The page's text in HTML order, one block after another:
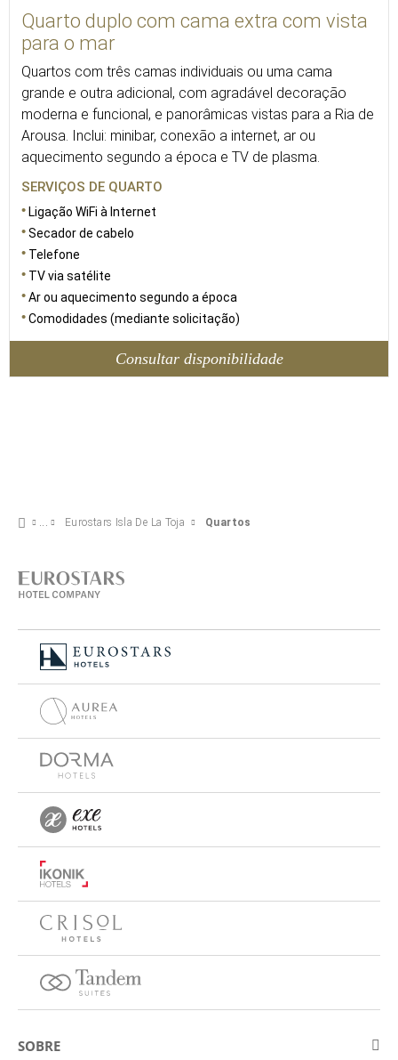
Quarto duplo com cama extra com vista
para o mar
Quartos com três camas individuais ou uma cama
grande e outra adicional, com agradável decoração
moderna e funcional, e panorâmicas vistas para a Ria de
Arousa. Inclui: minibar, conexão a internet, ar ou
aquecimento segundo a época e TV de plasma.
SERVIÇOS DE QUARTO
Ligação WiFi à Internet
Secador de cabelo
Telefone
TV via satélite
Ar ou aquecimento segundo a época
Comodidades (mediante solicitação)
Consultar disponibilidade
Eurostars Isla De La Toja Quartos
SOBRE